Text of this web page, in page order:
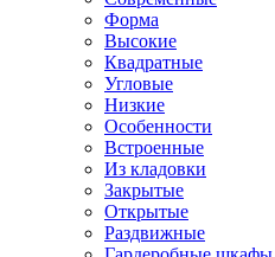
Форма
Высокие
Квадратные
Угловые
Низкие
Особенности
Встроенные
Из кладовки
Закрытые
Открытые
Раздвижные